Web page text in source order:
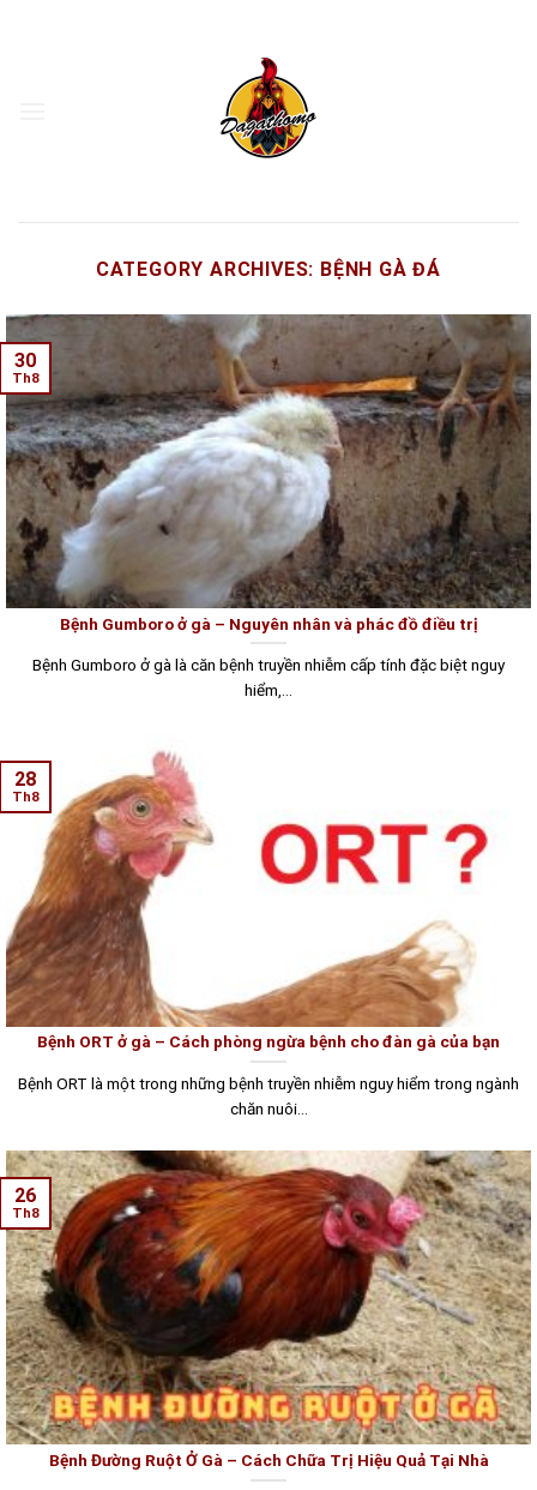
CATEGORY ARCHIVES: BỆNH GÀ ĐÁ
Bệnh Gumboro ở gà – Nguyên nhân và phác đồ điều trị
Bệnh Gumboro ở gà là căn bệnh truyền nhiễm cấp tính đặc biệt nguy
hiểm,...
30
Th8
Bệnh ORT ở gà – Cách phòng ngừa bệnh cho đàn gà của bạn
Bệnh ORT là một trong những bệnh truyền nhiễm nguy hiểm trong ngành
chăn nuôi...
28
Th8
Bệnh Đường Ruột Ở Gà – Cách Chữa Trị Hiệu Quả Tại Nhà
26
Th8